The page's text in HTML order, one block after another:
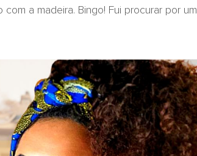
a madeira. Bingo! Fui procurar por um